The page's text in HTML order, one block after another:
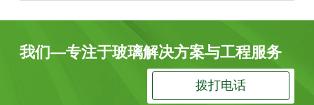
我们—专注于玻璃解决方案与工程服务
拨打电话